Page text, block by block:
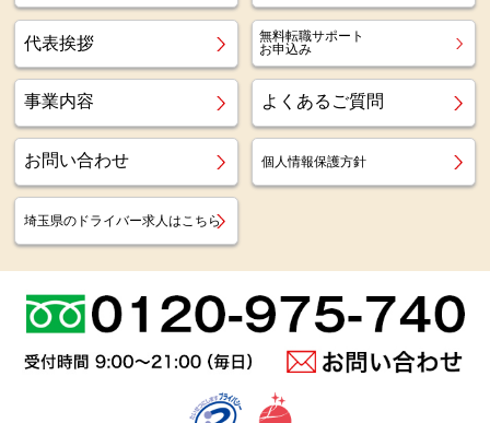
代表挨拶
無料転職サポート
お申込み
事業内容 よくあるご質問
お問い合わせ 個人情報保護方針
埼玉県のドライバー求人はこちら